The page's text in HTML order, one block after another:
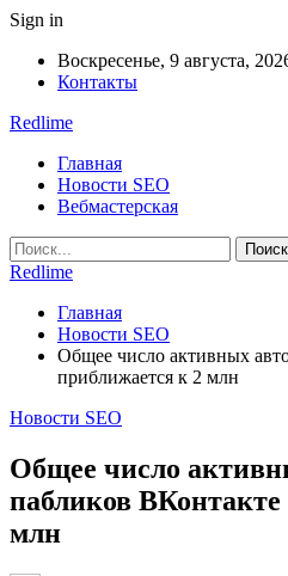
Sign in
Воскресенье, 9 августа,
Контакты
Redlime
Главная
Новости SEO
Вебмастерская
Redlime
Главная
Новости SEO
Общее число активных
приближается к 2 млн
Новости SEO
Общее число
пабликов
млн